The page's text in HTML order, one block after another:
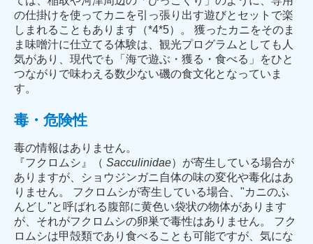
の仕掛けを使ってカニを引っ張り出す遊びとセットで楽
しまれることもあります（*4*5）。 獲ったカニをそのま
ま味噌汁に仕立てる体験は、観光プログラムとしても人
気があり、現代でも「海で遊ぶ・獲る・食べる」をひと
つながりで味わえる数少ない磯の食文化となっていま
す。
毒・危険性
毒の情報はありません。
『フクロムシ』（ Sacculinidae）が寄生している場合が
ありますが、ショウジンガニ自体の味の変化や毒化はあ
りません。 フクロムシが寄生している場合、"カニのふ
んどし"と呼ばれる腹部に黄色い袋状の物体があります
が、それがフクロムシの卵巣で毒性はありません。 フク
ロムシは甲殻類であり食べることも可能ですが、気にな